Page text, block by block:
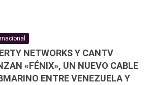
NETWORKS Y CANTV
«FÉNIX», UN NUEVO CABLE
ENTRE VENEZUELA Y